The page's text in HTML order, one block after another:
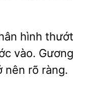
hình thướt
vào. Gương
nên
ràng.